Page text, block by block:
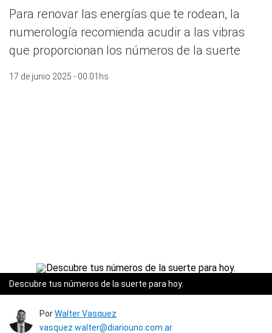
Para renovar las energías que te rodean, la
numerología recomienda acudir a las vibras
que proporcionan los números de la suerte
17 de junio 2025 - 00:01hs
Descubre tus números de la suerte para hoy.
PorWalter Vasquez
vasquez.walter@diariouno.com.ar